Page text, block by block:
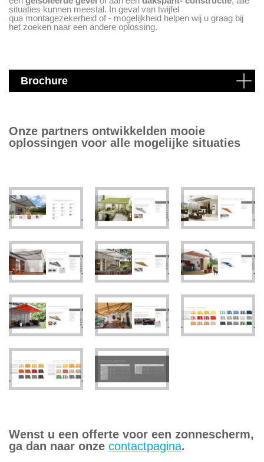
situaties kunnen meestal. In geval van twijfel
qua montagezekerheid of - mogelijkheid helpen wij u graag bij
het zoeken naar een andere oplossing.
Brochure
Onze partners ontwikkelden mooie
oplossingen voor alle mogelijke situaties
Wenst u een offerte voor een zonnescherm,
ga dan naar onze contactpagina.